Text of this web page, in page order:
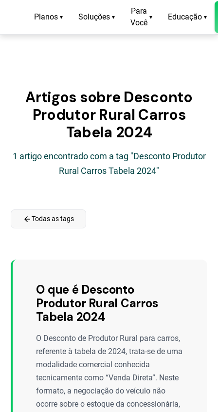
Planos ▾ Soluções ▾
Para
Você
▾ Educação ▾
Artigos sobre Desconto
Produtor Rural Carros
Tabela 2024
1 artigo encontrado com a tag "Desconto Produtor
Rural Carros Tabela 2024"
arrow_backTodas as tags
O que é Desconto
Produtor Rural Carros
Tabela 2024
O Desconto de Produtor Rural para carros,
referente à tabela de 2024, trata-se de uma
modalidade comercial conhecida
tecnicamente como “Venda Direta”. Neste
formato, a negociação do veículo não
ocorre sobre o estoque da concessionária,